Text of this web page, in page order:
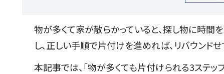
物が多くて家が散らかっていると、探し物に時間
し、正しい手順で片付けを進めれば、リバウンド
本記事では、「物が多くても片付けられる3ステッ